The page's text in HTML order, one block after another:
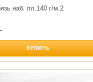
наб. пл.140 г/м.2
КУПИТЬ